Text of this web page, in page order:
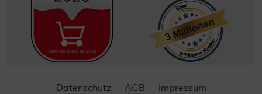
Datenschutz AGB Impressum